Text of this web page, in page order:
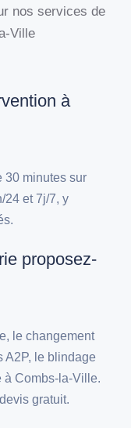
nos services de
Ville
à
30 minutes sur
24 et 7j/7, y
proposez-
le changement
A2P, le blindage
à Combs-la-Ville.
gratuit.